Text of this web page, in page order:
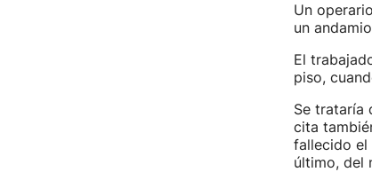
Un
un
El
piso,
Se trataría
cita
fallecido el
último, del